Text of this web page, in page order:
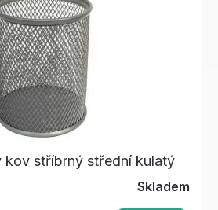
kov stříbrný střední kulatý
Skladem